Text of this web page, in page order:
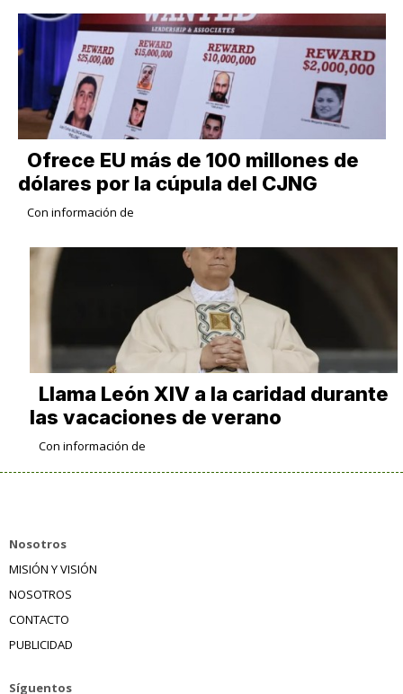
Ofrece EU más de 100 millones de
dólares por la cúpula del CJNG
Con información de
Llama León XIV a la caridad durante
las vacaciones de verano
Con información de
Nosotros
MISIÓN Y VISIÓN
NOSOTROS
CONTACTO
PUBLICIDAD
Síguentos